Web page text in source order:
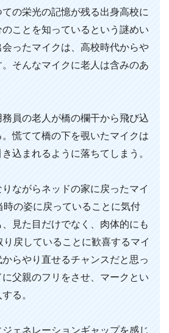
の栄光の記憶が残る出身高校に
ことを知っているという謎めい
ったマイクは、高校時代からや
そんなマイクに老人は含みのあ
員の老人が橋の欄干から飛び込
慌てて橋の下を覗いたマイクは
込まれるように落ちてしまう。
ながらネッドの家に戻ったマイ
時の姿に戻っていることに気付
見た目だけでなく、肉体的にも
戻していることに歓喜するマイ
らやり直せるチャンスだと思っ
父親のフリをさせ、マークとい
る。
ェネレーションギャップを感じ